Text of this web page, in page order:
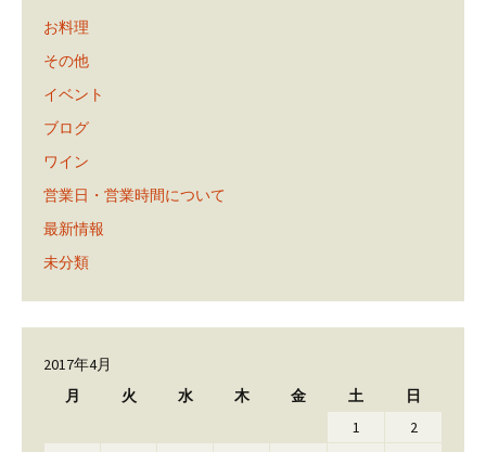
お料理
その他
イベント
ブログ
ワイン
営業日・営業時間について
最新情報
未分類
2017年4月
月
火 水 木 金 土 日
1
2